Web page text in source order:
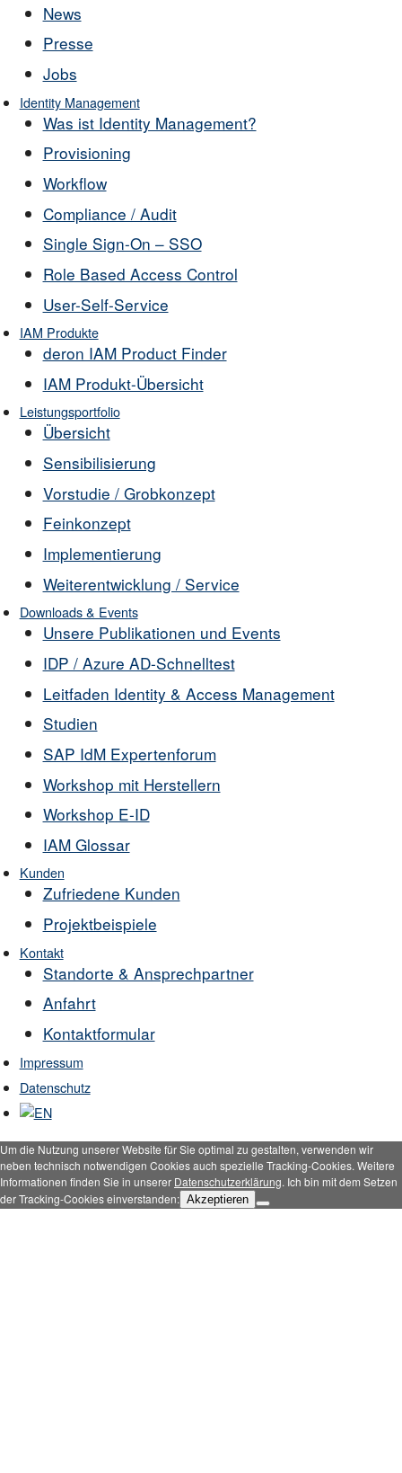
News
Presse
Jobs
Identity Management
Was ist Identity Management?
Provisioning
Workflow
Compliance / Audit
Single Sign-On – SSO
Role Based Access Control
User-Self-Service
IAM Produkte
deron IAM Product Finder
IAM Produkt-Übersicht
Leistungsportfolio
Übersicht
Sensibilisierung
Vorstudie / Grobkonzept
Feinkonzept
Implementierung
Weiterentwicklung / Service
Downloads & Events
Unsere Publikationen und Events
IDP / Azure AD-Schnelltest
Leitfaden Identity & Access Management
Studien
SAP IdM Expertenforum
Workshop mit Herstellern
Workshop E-ID
IAM Glossar
Kunden
Zufriedene Kunden
Projektbeispiele
Kontakt
Standorte & Ansprechpartner
Anfahrt
Kontaktformular
Impressum
Datenschutz
Um die Nutzung unserer Website für Sie optimal zu gestalten, verwenden wir
neben technisch notwendigen Cookies auch spezielle Tracking-Cookies. Weitere
Informationen finden Sie in unserer Datenschutzerklärung. Ich bin mit dem Setzen
der Tracking-Cookies einverstanden: Akzeptieren